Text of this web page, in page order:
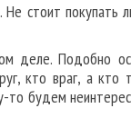
стоит покупать
деле. Подобно
кто враг, а
то будем